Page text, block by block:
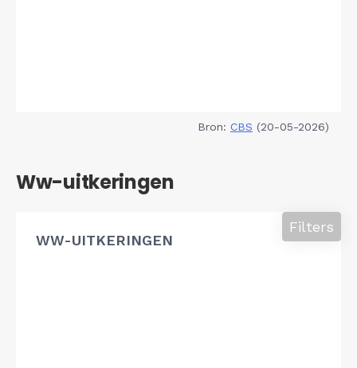
Bron: CBS (20-05-2026)
Ww-uitkeringen
WW-UITKERINGEN
Filters